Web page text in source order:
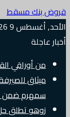
قروض بنك مسقط
الأحد, أغسطس 9 2026
أخبار عاجلة
من أوراقي
ميثاق
سمهرم ضمن